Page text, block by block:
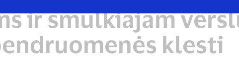
ir smulkiajam
klesti